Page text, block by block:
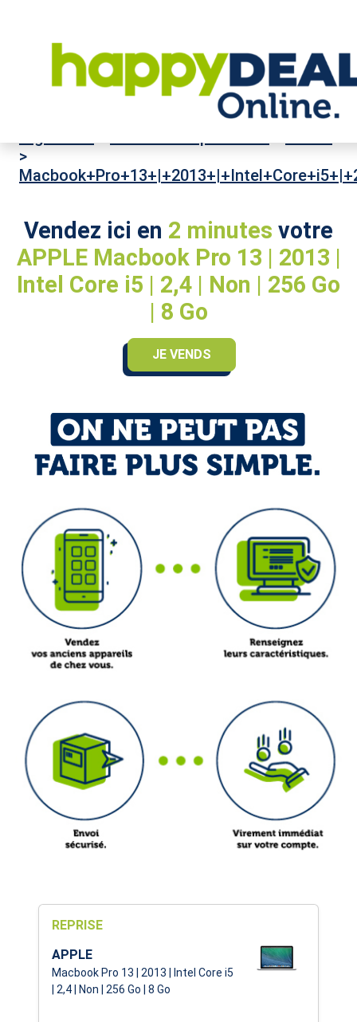
>
Vendez ici en 2 minutes votre
APPLE Macbook Pro 13 | 2013 |
Intel Core i5 | 2,4 | Non | 256 Go
| 8 Go
JE VENDS
REPRISE
APPLE
Macbook Pro 13 | 2013 | Intel Core i5
| 2,4 | Non | 256 Go | 8 Go